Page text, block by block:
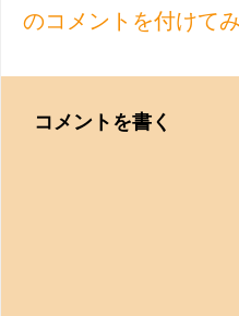
のコメントを付けて
コメントを書く